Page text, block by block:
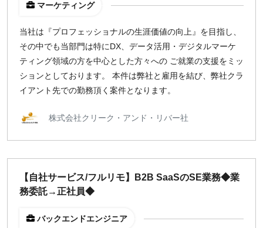
マーケティング
当社は『プロフェッショナルの生涯価値の向上』を目指し、
その中でも当部門は特にDX、データ活用・デジタルマーケ
ティング領域の方を中心とした方々への ご就業の支援をミッ
ションとしております。 本件は弊社と雇用を結び、弊社クラ
イアント先での勤務頂く案件となります。
株式会社クリーク・アンド・リバー社
【自社サービス/フルリモ】B2B SaaSのSE業務◆業
務委託→正社員◆
バックエンドエンジニア